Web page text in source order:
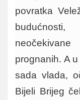
povratka
prognanih. A
sada vlada,
Bijeli Brijeg